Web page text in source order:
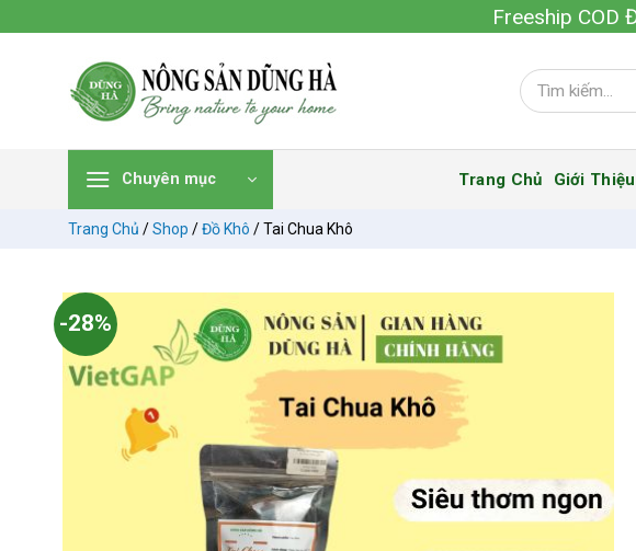
đến
Freeship COD
Chuyên mục Trang Chủ Giới Thiệu
Trang Chủ /Shop /Đồ Khô /Tai Chua Khô
-28%